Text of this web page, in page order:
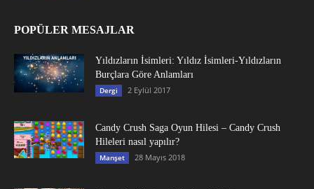
POPÜLER MESAJLAR
Yıldızların İsimleri: Yıldız İsimleri-Yıldızların
Burçlara Göre Anlamları
Dergi 2 Eylül 2017
Candy Crush Saga Oyun Hilesi – Candy Crush
Hileleri nasıl yapılır?
Manşet 28 Mayıs 2018